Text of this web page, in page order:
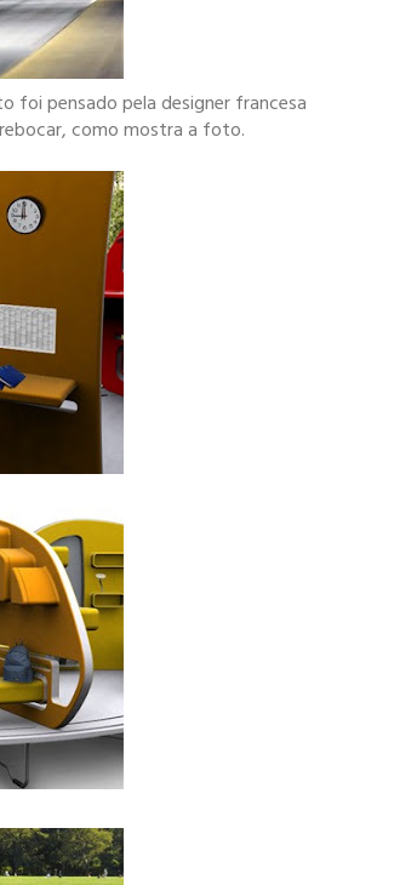
foi pensado pela designer francesa
como mostra a foto.